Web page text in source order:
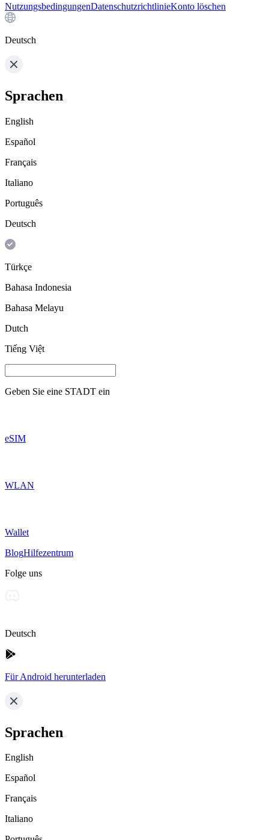
NutzungsbedingungenDatenschutzrichtlinieKonto löschen
Deutsch
Sprachen
English
Español
Français
Italiano
Português
Deutsch
Türkçe
Bahasa Indonesia
Bahasa Melayu
Dutch
Tiếng Việt
Geben Sie eine STADT ein
eSIM
WLAN
Wallet
BlogHilfezentrum
Folge uns
Deutsch
Für Android herunterladen
Sprachen
English
Español
Français
Italiano